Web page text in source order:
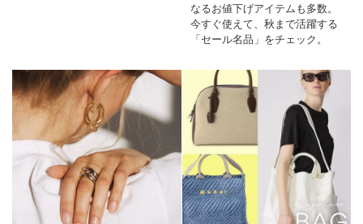
なるお値下げアイテムも多数。
今すぐ使えて、秋まで活躍する
「セール名品」をチェック。